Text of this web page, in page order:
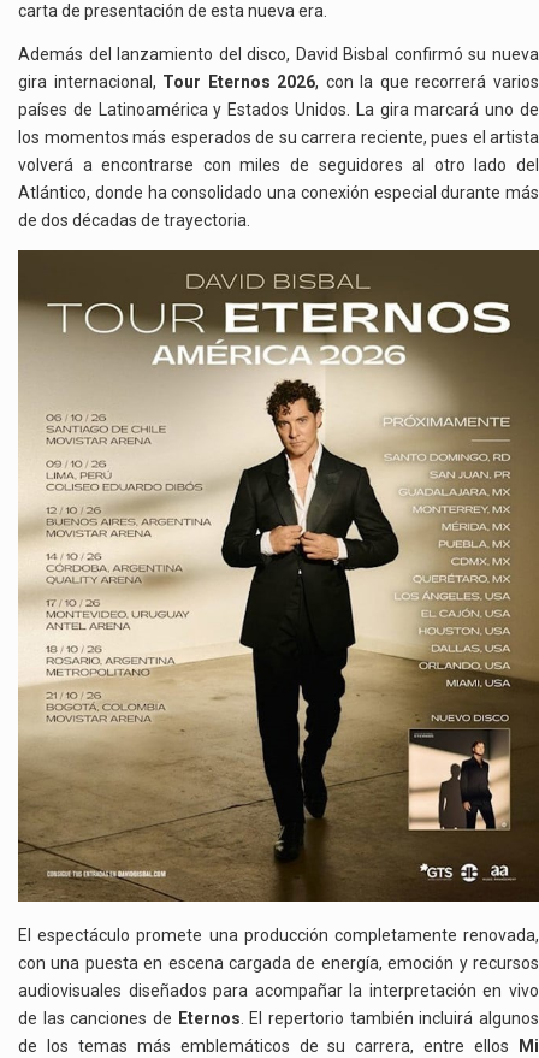
carta de presentación de esta nueva era.
Además del lanzamiento del disco, David Bisbal confirmó su nueva
gira internacional, Tour Eternos 2026, con la que recorrerá varios
países de Latinoamérica y Estados Unidos. La gira marcará uno de
los momentos más esperados de su carrera reciente, pues el artista
volverá a encontrarse con miles de seguidores al otro lado del
Atlántico, donde ha consolidado una conexión especial durante más
de dos décadas de trayectoria.
El espectáculo promete una producción completamente renovada,
con una puesta en escena cargada de energía, emoción y recursos
audiovisuales diseñados para acompañar la interpretación en vivo
de las canciones de Eternos. El repertorio también incluirá algunos
de los temas más emblemáticos de su carrera, entre ellos
Mi